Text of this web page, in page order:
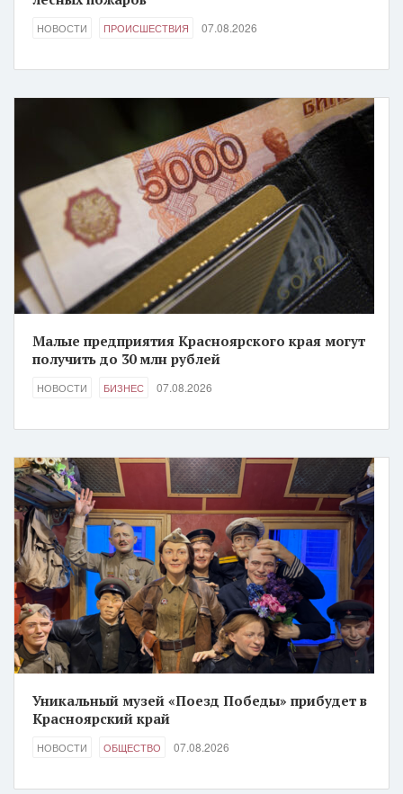
НОВОСТИ ПРОИСШЕСТВИЯ 07.08.2026
Малые предприятия Красноярского края могут
получить до 30 млн рублей
НОВОСТИ БИЗНЕС 07.08.2026
Уникальный музей «Поезд Победы» прибудет в
Красноярский край
НОВОСТИ ОБЩЕСТВО 07.08.2026